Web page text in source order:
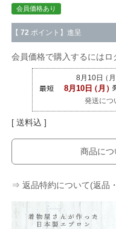
会員価格あり
【 72 ポイント】進呈
会員価格で購入するにはロ
発送に
送料込
商品に
⇒ 返品特約について(返品